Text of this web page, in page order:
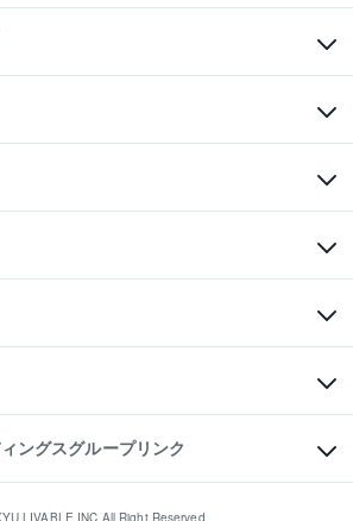
ディア
報
室
ョン
ション
資
（賃貸）
すWeb」
メディアポリシー
金融商品取引専用の相談・お問い合わせ窓口）
）・Eメールなどの送付停止について
東急百貨店のブライダルクラブ
東急リバブルスタッフ株式会社まで
北すぐれものセレクション
ングスグループリンク
LIVABLE,INC.All Right Reserved.